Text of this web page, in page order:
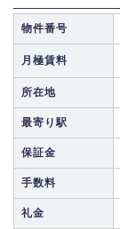
物件番号
月極賃料
所在地
最寄り駅
保証金
手数料
礼金